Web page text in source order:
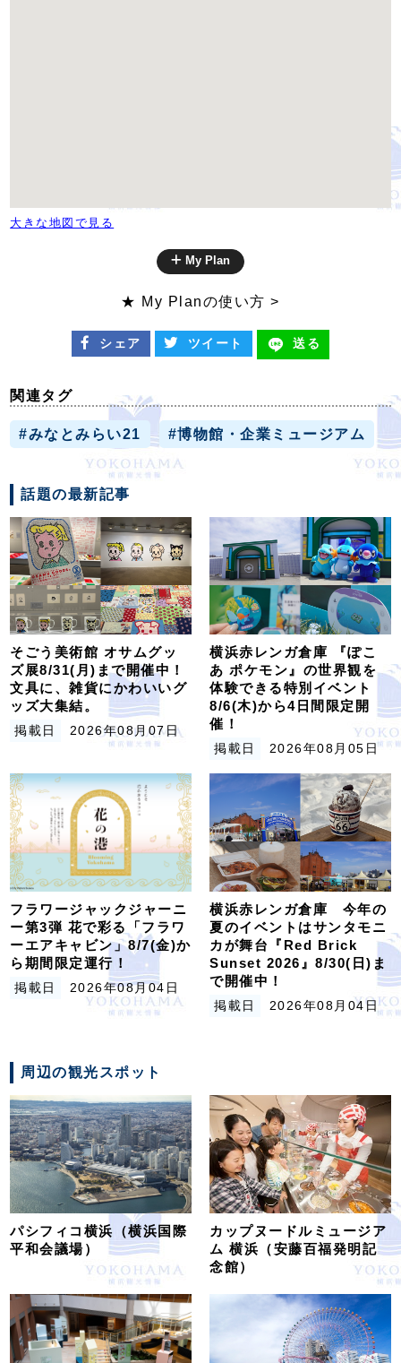
大きな地図で見る
My Plan
★ My Planの使い方 >
シェア ツイート 送る
関連タグ
#みなとみらい21 #博物館・企業ミュージアム
話題の最新記事
そごう美術館 オサムグッ
ズ展8/31(月)まで開催中！
文具に、雑貨にかわいいグ
ッズ大集結。
掲載日 2026年08月07日
横浜赤レンガ倉庫 『ぽこ
あ ポケモン』の世界観を
体験できる特別イベント
8/6(木)から4日間限定開
催！
掲載日 2026年08月05日
フラワージャックジャーニ
ー第3弾 花で彩る「フラワ
ーエアキャビン」8/7(金)か
ら期間限定運行！
掲載日 2026年08月04日
横浜赤レンガ倉庫 今年の
夏のイベントはサンタモニ
カが舞台『Red Brick
Sunset 2026』8/30(日)ま
で開催中！
掲載日 2026年08月04日
周辺の観光スポット
パシフィコ横浜（横浜国際
平和会議場）
カップヌードルミュージア
ム 横浜（安藤百福発明記
念館）